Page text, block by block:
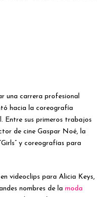
una carrera profesional
hacia la coreografía
Entre sus primeros trabajos
de cine Gaspar Noé, la
y coreografías para
videoclips para Alicia Keys,
nombres de la moda